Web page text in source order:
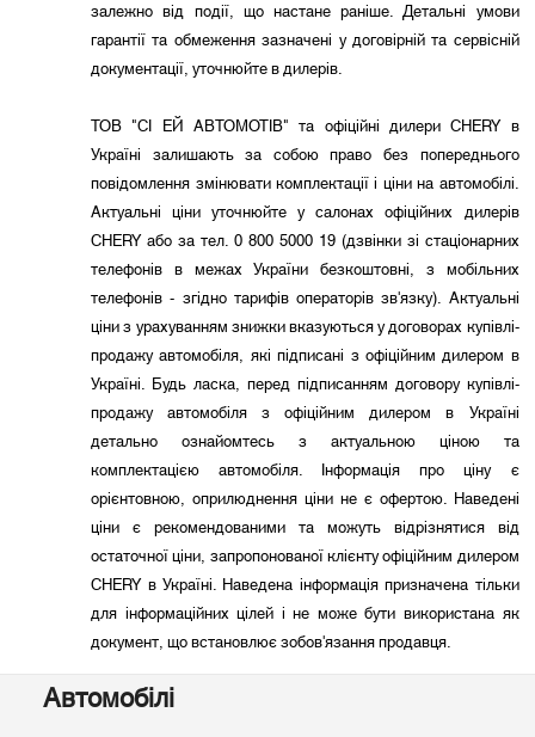
залежно від події, що настане раніше. Детальні умови
гарантії та обмеження зазначені у договірній та сервісній
документації, уточнюйте в дилерів.
ТОВ "СІ ЕЙ АВТОМОТІВ" та офіційні дилери CHERY в
Україні залишають за собою право без попереднього
повідомлення змінювати комплектації і ціни на автомобілі.
Актуальні ціни уточнюйте у салонах офіційних дилерів
CHERY або за тел. 0 800 5000 19 (дзвінки зі стаціонарних
телефонів в межах України безкоштовні, з мобільних
телефонів - згідно тарифів операторів зв'язку). Актуальні
ціни з урахуванням знижки вказуються у договорах купівлі-
продажу автомобіля, які підписані з офіційним дилером в
Україні. Будь ласка, перед підписанням договору купівлі-
продажу автомобіля з офіційним дилером в Україні
детально ознайомтесь з актуальною ціною та
комплектацією автомобіля. Інформація про ціну є
орієнтовною, оприлюднення ціни не є офертою. Наведені
ціни є рекомендованими та можуть відрізнятися від
остаточної ціни, запропонованої клієнту офіційним дилером
CHERY в Україні. Наведена інформація призначена тільки
для інформаційних цілей і не може бути використана як
документ, що встановлює зобов'язання продавця.
Автомобілі